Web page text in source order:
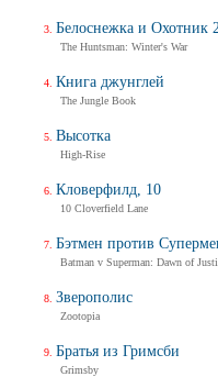
Белоснежка и Охотник 2
The Huntsman: Winter's War
Книга джунглей
The Jungle Book
Высотка
High-Rise
Кловерфилд, 10
10 Cloverfield Lane
Бэтмен против
Batman v Superman: Dawn of
Зверополис
Zootopia
Братья из Гримсби
Grimsby